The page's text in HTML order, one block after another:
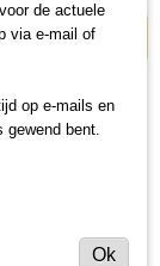
de actuele
via e-mail of
op e-mails en
gewend bent.
Ok